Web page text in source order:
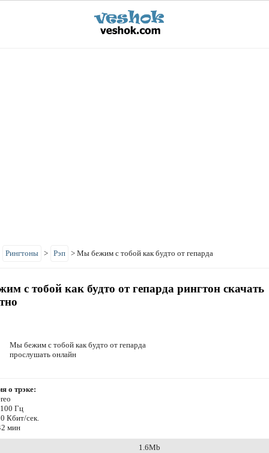
Рингтоны > Рэп > Мы бежим с тобой как будто от гепарда
с тобой как будто от гепарда рингтон скачать
Мы бежим с тобой как будто от гепарда
прослушать онлайн
о трэке:
Гц
Кбит/сек.
мин
1.6Mb